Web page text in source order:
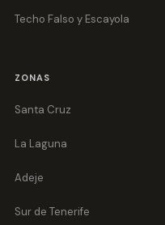
Techo Falso y Escayola
ZONAS
Santa Cruz
La Laguna
Adeje
Sur de Tenerife